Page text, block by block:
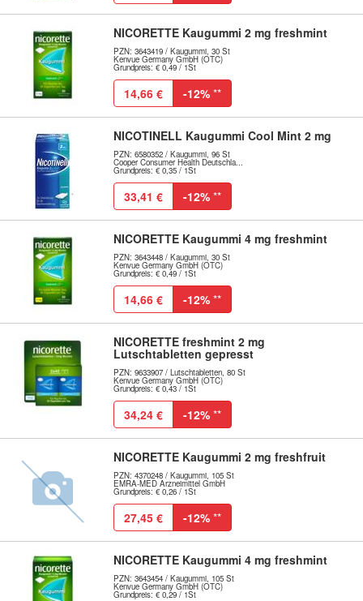
NICORETTE Kaugummi 2 mg freshmint
PZN: 3643419 / Kaugummi, 30 St
Kenvue Germany GmbH (OTC)
Grundpreis: € 0,49 / 1St
14,66 € -12% **
NICOTINELL Kaugummi Cool Mint 2 mg
PZN: 6580352 / Kaugummi, 96 St
Cooper Consumer Health Deutschla...
Grundpreis: € 0,35 / 1St
33,41 € -12% **
NICORETTE Kaugummi 4 mg freshmint
PZN: 3643448 / Kaugummi, 30 St
Kenvue Germany GmbH (OTC)
Grundpreis: € 0,49 / 1St
14,66 € -12% **
NICORETTE freshmint 2 mg
Lutschtabletten gepresst
PZN: 9633907 / Lutschtabletten, 80 St
Kenvue Germany GmbH (OTC)
Grundpreis: € 0,43 / 1St
34,24 € -12% **
NICORETTE Kaugummi 2 mg freshfruit
PZN: 4370248 / Kaugummi, 105 St
EMRA-MED Arzneimittel GmbH
Grundpreis: € 0,26 / 1St
27,45 € -12% **
NICORETTE Kaugummi 4 mg freshmint
PZN: 3643454 / Kaugummi, 105 St
Kenvue Germany GmbH (OTC)
Grundpreis: € 0,29 / 1St